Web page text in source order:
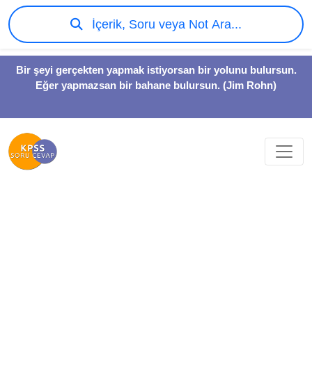
Bir şeyi gerçekten yapmak istiyorsan bir yolunu bulursun.
Eğer yapmazsan bir bahane bulursun. (Jim Rohn)
İçerik, Soru veya Not Ara...